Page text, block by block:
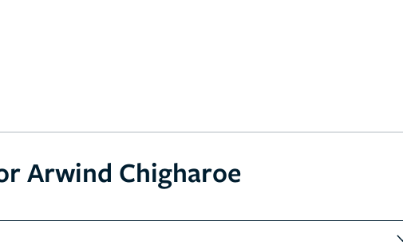
Arwind Chigharoe